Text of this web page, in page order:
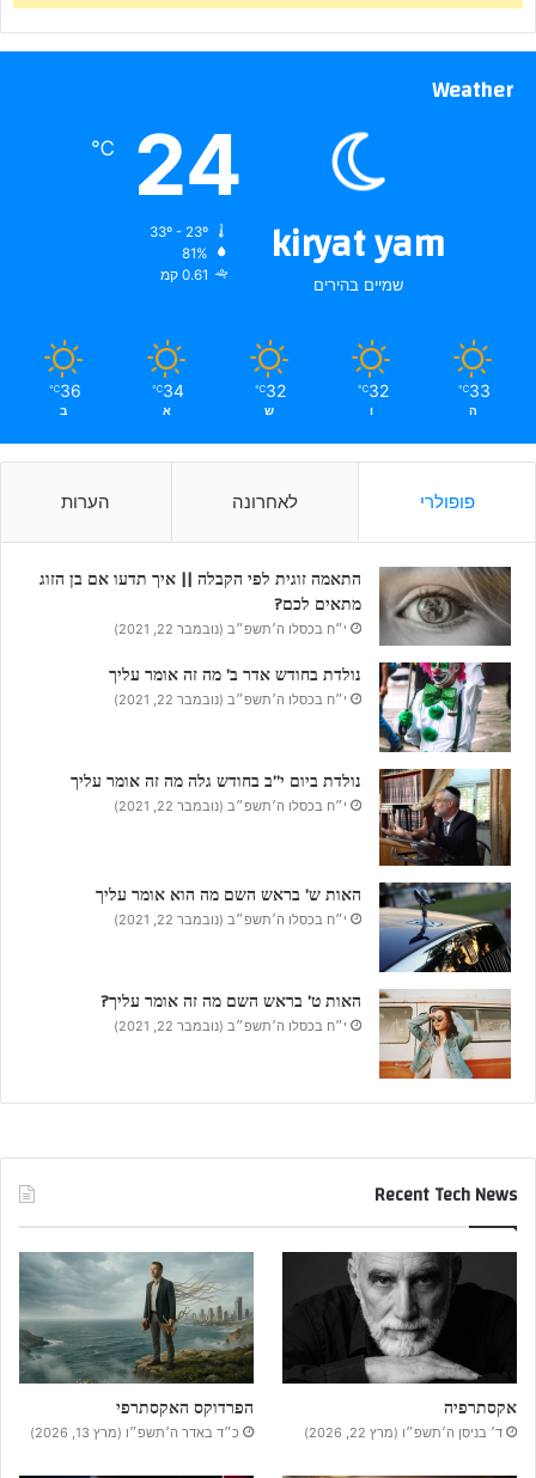
Weather
kiryat yam
שמיים בהירים
24
℃
81%
0.61 קמ
33
℃
ה
32
℃
ו
32
℃
ש
34
℃
א
36
℃
ב
פופולרי לאחרונה הערות
התאמה זוגית לפי הקבלה || איך תדעו אם בן הזוג
מתאים לכם?
י״ח בכסלו ה׳תשפ״ב (נובמבר 22, 2021)
נולדת בחודש אדר ב’ מה זה אומר עליך
י״ח בכסלו ה׳תשפ״ב (נובמבר 22, 2021)
נולדת ביום י”ב בחודש גלה מה זה אומר עליך
י״ח בכסלו ה׳תשפ״ב (נובמבר 22, 2021)
האות ש’ בראש השם מה הוא אומר עליך
י״ח בכסלו ה׳תשפ״ב (נובמבר 22, 2021)
האות ט’ בראש השם מה זה אומר עליך?
י״ח בכסלו ה׳תשפ״ב (נובמבר 22, 2021)
Recent Tech News
אקסתרפיה
ד׳ בניסן ה׳תשפ״ו (מרץ 22, 2026)
הפרדוקס האקסתרפי
כ״ד באדר ה׳תשפ״ו (מרץ 13, 2026)